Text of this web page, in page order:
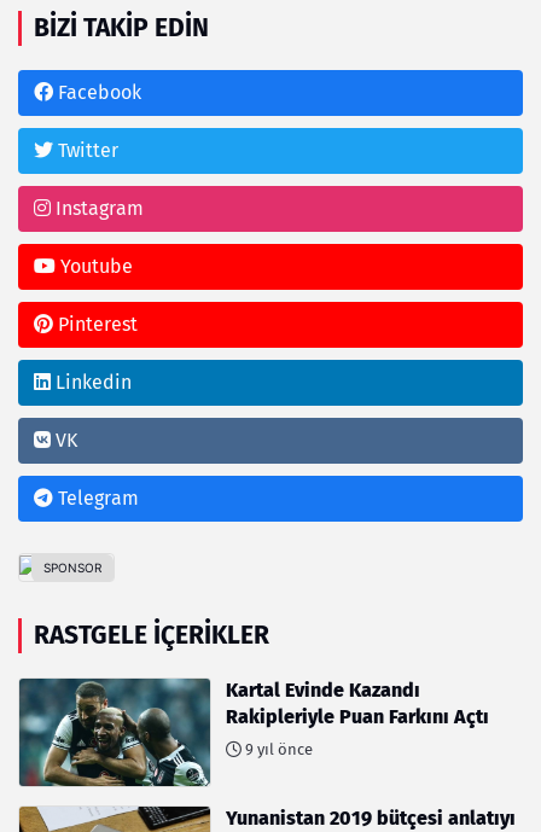
BIZI TAKIP EDIN
Facebook
Twitter
Instagram
Youtube
Pinterest
Linkedin
VK
Telegram
RASTGELE İÇERIKLER
Kartal Evinde Kazandı
Rakipleriyle Puan Farkını Açtı
9 yıl önce
Yunanistan 2019 bütçesi anlatıyı